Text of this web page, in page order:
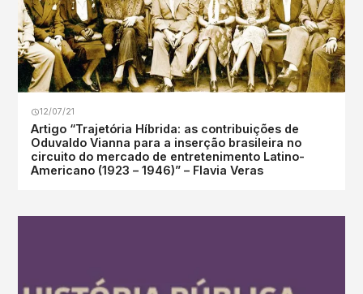
12/07/21
Artigo “Trajetória Híbrida: as contribuições de
Oduvaldo Vianna para a inserção brasileira no
circuito do mercado de entretenimento Latino-
Americano (1923 – 1946)” – Flavia Veras